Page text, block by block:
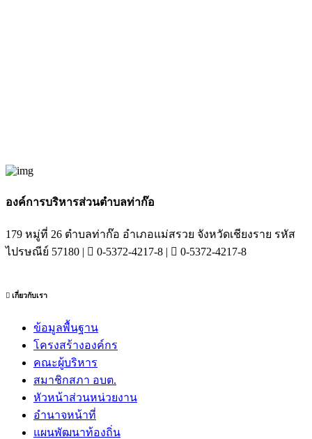
องค์การบริหารส่วนตำบลท่าก๊อ
179 หมู่ที่ 26 ตำบลท่าก๊อ อำเภอแม่สรวย จังหวัดเชียงราย รหัส
ไปรษณีย์ 57180 |
0-5372-4217-8 | 0-5372-4217-8
เกี่ยวกับเรา
ข้อมูลพื้นฐาน
โครงสร้างองค์กร
คณะผู้บริหาร
สมาชิกสภา อบต.
หัวหน้าส่วนหน่วยงาน
อำนาจหน้าที่
แผนพัฒนาท้องถิ่น